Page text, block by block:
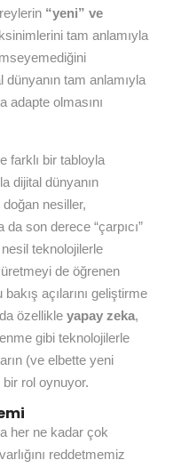
“yeni” ve
tam anlamıyla
tam anlamıyla
adapte olmasını
farklı bir tabloyla
dijital dünyanın
nesiller,
son derece “çarpıcı”
teknolojilerle
de öğrenen
açılarını geliştirme
özellikle yapay zeka,
gibi teknolojilerle
(ve elbette yeni
rol oynuyor.
her ne kadar çok
reddetmemiz